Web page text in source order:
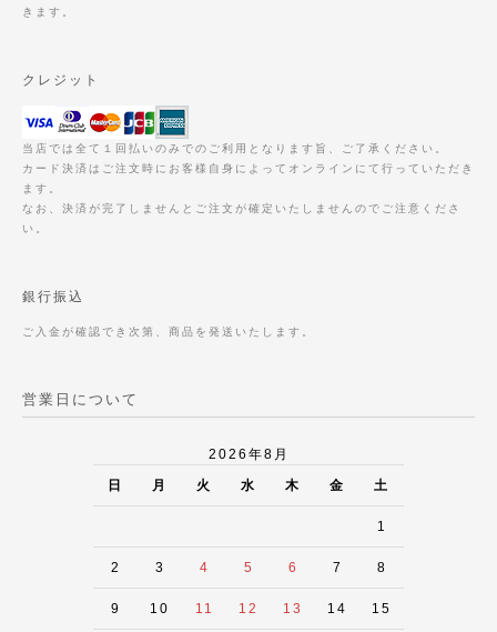
きます。
クレジット
当店では全て１回払いのみでのご利用となります旨、ご了承ください。
カード決済はご注文時にお客様自身によってオンラインにて行っていただき
ます。
なお、決済が完了しませんとご注文が確定いたしませんのでご注意くださ
い。
銀行振込
ご入金が確認でき次第、商品を発送いたします。
営業日について
2026年8月
日 月 火 水 木 金 土
1
2 3 4 5 6 7 8
9 10 11 12 13 14 15